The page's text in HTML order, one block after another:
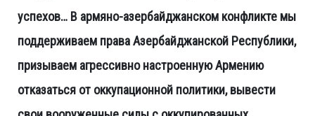
успехов… В армяно-азербайджанском конфликте мы
поддерживаем права Азербайджанской Республики,
призываем агрессивно настроенную Армению
отказаться от оккупационной политики, вывести